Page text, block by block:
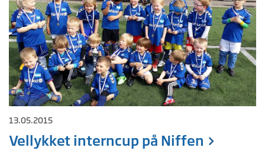
13.05.2015
Vellykket interncup på Niffen